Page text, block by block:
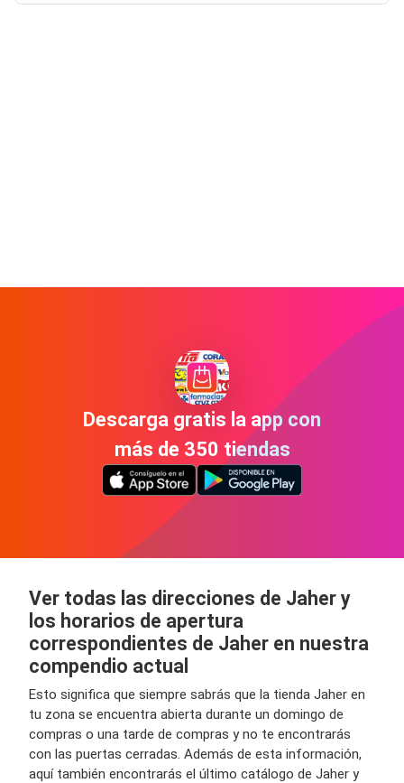
Descarga gratis la app con
más de 350 tiendas
Ver todas las direcciones de Jaher y
los horarios de apertura
correspondientes de Jaher en nuestra
compendio actual
Esto significa que siempre sabrás que la tienda Jaher en
tu zona se encuentra abierta durante un domingo de
compras o una tarde de compras y no te encontrarás
con las puertas cerradas. Además de esta información,
aquí también encontrarás el último catálogo de Jaher y